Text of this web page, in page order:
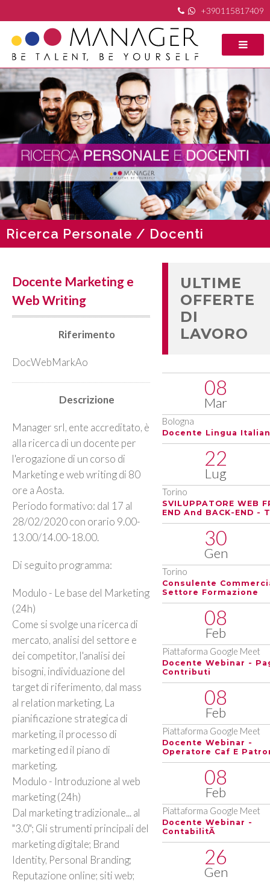
+390115817409
Ricerca Personale / Docenti
Docente Marketing e
Web Writing
Riferimento
DocWebMarkAo
Descrizione
Manager srl, ente accreditato, è
alla ricerca di un docente per
l'erogazione di un corso di
Marketing e web writing di 80
ore a Aosta.
Periodo formativo: dal 17 al
28/02/2020 con orario 9.00-
13.00/14.00-18.00.
Di seguito programma:
Modulo - Le base del Marketing
(24h)
Come si svolge una ricerca di
mercato, analisi del settore e
dei competitor, l'analisi dei
bisogni, individuazione del
target di riferimento, dal mass
al relation marketing, La
pianificazione strategica di
marketing, il processo di
marketing ed il piano di
marketing.
Modulo - Introduzione al web
marketing (24h)
Dal marketing tradizionale... al
"3.0"; Gli strumenti principali del
marketing digitale; Brand
Identity, Personal Branding;
Reputazione online; siti web;
ULTIME
OFFERTE
DI
LAVORO
08
Mar
Bologna
Docente Lingua
22
Lug
Torino
SVILUPPATORE WEB
END And BACK-END -
30
Gen
Torino
Consulente
Settore Formazione
08
Feb
Piattaforma Google Meet
Docente Webinar -
Contributi
08
Feb
Piattaforma Google Meet
Docente Webinar -
Operatore Caf E
08
Feb
Piattaforma Google Meet
Docente Webinar -
ContabilitÃ
26
Gen